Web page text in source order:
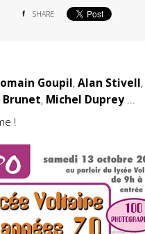
SHARE
Goupil,Alan Stivell,
Brunet, Michel Duprey ...
!